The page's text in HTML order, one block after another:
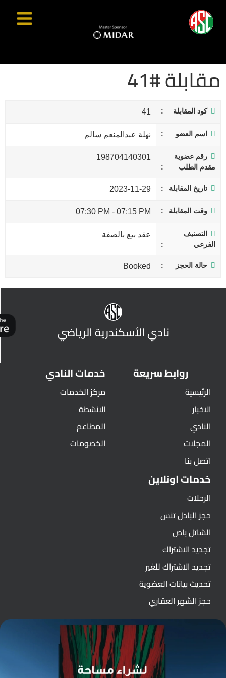
مقابلة #41
كود المقابلة 41
اسم العضو نهلة عبدالمنعم سالم
رقم عضوية
مقدم الطلب
198704140301
تاريخ المقابلة 2023-11-29
وقت المقابلة 07:15 PM
-
07:30 PM
التصنيف
الفرعي
عقد بيع بالصفة
حالة الحجز Booked
نادي الأسكندرية الرياضي
روابط سريعة
الرئيسية
الاخبار
النادي
المجلات
اتصل بنا
خدمات النادي
مركز الخدمات
الانشطة
المطاعم
الخصومات
خدمات اونلاين
الرحلات
حجز البادل تنس
الشاتل باص
تجديد الاشتراك
تجديد الاشتراك للغير
تحديث بيانات العضوية
حجز الشهر العقاري